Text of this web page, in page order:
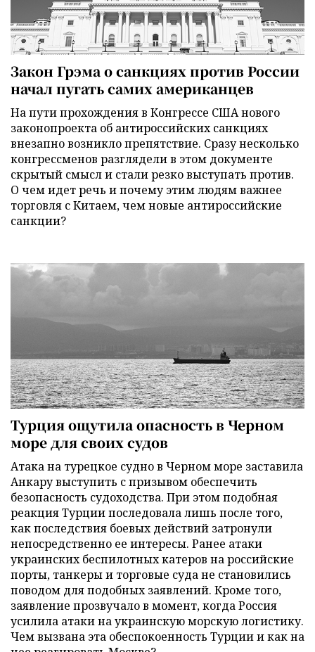
Закон Грэма о санкциях против России
начал пугать самих американцев
На пути прохождения в Конгрессе США нового
законопроекта об антироссийских санкциях
внезапно возникло препятствие. Сразу несколько
конгрессменов разглядели в этом документе
скрытый смысл и стали резко выступать против.
О чем идет речь и почему этим людям важнее
торговля с Китаем, чем новые антироссийские
санкции?
Турция ощутила опасность в Черном
море для своих судов
Атака на турецкое судно в Черном море заставила
Анкару выступить с призывом обеспечить
безопасность судоходства. При этом подобная
реакция Турции последовала лишь после того,
как последствия боевых действий затронули
непосредственно ее интересы. Ранее атаки
украинских беспилотных катеров на российские
порты, танкеры и торговые суда не становились
поводом для подобных заявлений. Кроме того,
заявление прозвучало в момент, когда Россия
усилила атаки на украинскую морскую логистику.
Чем вызвана эта обеспокоенность Турции и как на